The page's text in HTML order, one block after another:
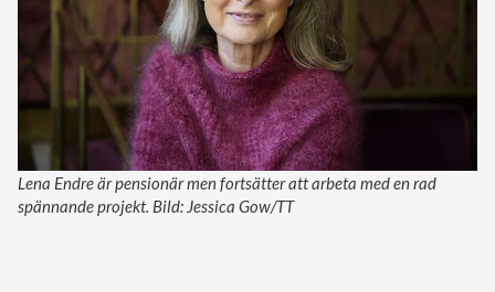
Lena Endre är pensionär men fortsätter att arbeta med en rad
spännande projekt. Bild: Jessica Gow/TT